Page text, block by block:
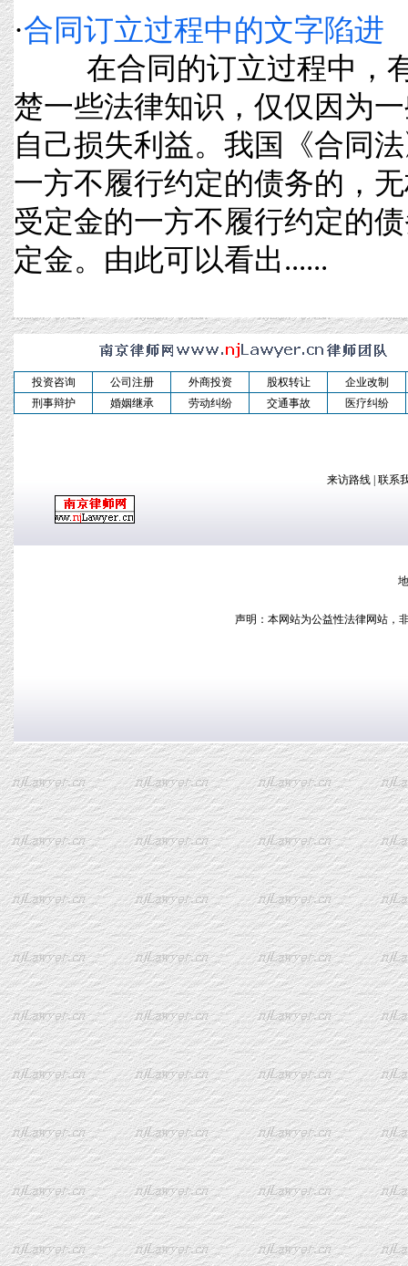
·合同订立过程中的文字陷进
在合同的订立过程中，有
楚一些法律知识，仅仅因为
自己损失利益。我国《合同
一方不履行约定的债务的，
受定金的一方不履行约定的
定金。由此可以看出......
投资咨询 公司注册 外商投资 股权转让
企业改制
刑事辩护
婚姻继承 劳动纠纷 交通事故 医疗纠纷
来访路线 联系
声明：本网站为公益性法律网站，